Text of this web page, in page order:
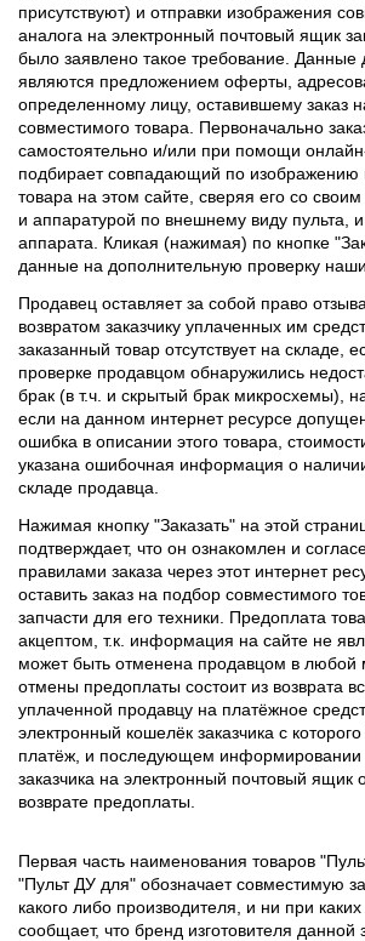
присутствуют) и отправки изображения
аналога на электронный почтовый ящик
было заявлено такое требование. Данные
являются предложением оферты,
определенному лицу, оставившему заказ
совместимого товара. Первоначально
самостоятельно и/или при помощи онлайн-
подбирает совпадающий по изображению
товара на этом сайте, сверяя его со
и аппаратурой по внешнему виду пульта,
аппарата. Кликая (нажимая) по кнопке
данные на дополнительную проверку
Продавец оставляет за собой право
возвратом заказчику уплаченных им
заказанный товар отсутствует на складе,
проверке продавцом обнаружились
брак (в т.ч. и скрытый брак микросхемы),
если на данном интернет ресурсе
ошибка в описании этого товара,
указана ошибочная информация о
складе продавца.
Нажимая кнопку "Заказать" на этой
подтверждает, что он ознакомлен и
правилами заказа через этот интернет
оставить заказ на подбор совместимого
запчасти для его техники. Предоплата
акцептом, т.к. информация на сайте не
может быть отменена продавцом в любой
отмены предоплаты состоит из возврата
уплаченной продавцу на платёжное
электронный кошелёк заказчика с
платёж, и последующем информировании
заказчика на электронный почтовый ящик
возврате предоплаты.
Первая часть наименования товаров
"Пульт ДУ для" обозначает совместимую
какого либо производителя, и ни при
сообщает, что бренд изготовителя данной